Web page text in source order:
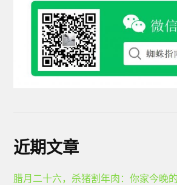
近期文章
腊月二十六，杀猪割年肉：你家今晚